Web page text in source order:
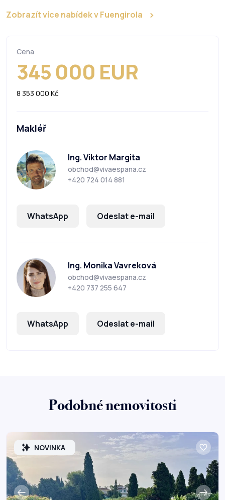
Zobrazít více nabídek v Fuengirola
Cena
345 000 EUR
8 353 000 Kč
Makléř
Ing. Viktor Margita
obchod@vivaespana.cz
+420 724 014 881
WhatsApp Odeslat e-mail
Ing. Monika Vavreková
obchod@vivaespana.cz
+420 737 255 647
WhatsApp Odeslat e-mail
Podobné nemovitosti
NOVINKA